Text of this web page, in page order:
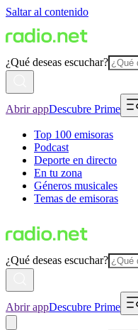
Saltar al contenido
¿Qué deseas escuchar?
Abrir appDescubre Prime
Top 100 emisoras
Podcast
Deporte en directo
En tu zona
Géneros musicales
Temas de emisoras
¿Qué deseas escuchar?
Abrir appDescubre Prime